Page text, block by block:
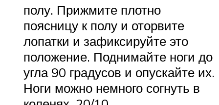
полу. Прижмите плотно
поясницу к полу и оторвите
лопатки и зафиксируйте это
положение. Поднимайте ноги до
угла 90 градусов и опускайте их.
Ноги можно немного согнуть в